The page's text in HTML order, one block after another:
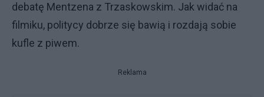
debatę Mentzena z Trzaskowskim. Jak widać na
filmiku, politycy dobrze się bawią i rozdają sobie
kufle z piwem.
Reklama